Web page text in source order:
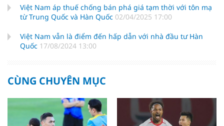
Việt Nam áp thuế chống bán phá giá tạm thời với tôn mạ
từ Trung Quốc và Hàn Quốc 02/04/2025 17:00
Việt Nam vẫn là điểm đến hấp dẫn với nhà đầu tư Hàn
Quốc 17/08/2024 13:00
CÙNG CHUYÊN MỤC